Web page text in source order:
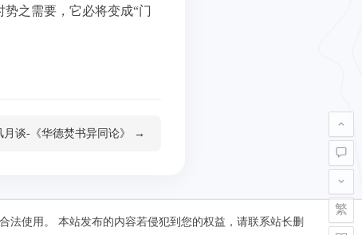
之需要，它必将变成“门
月谈-《华德焚书异同论》 →
使用。 本站发布的内容若侵犯到您的权益，请联系站长删
繁